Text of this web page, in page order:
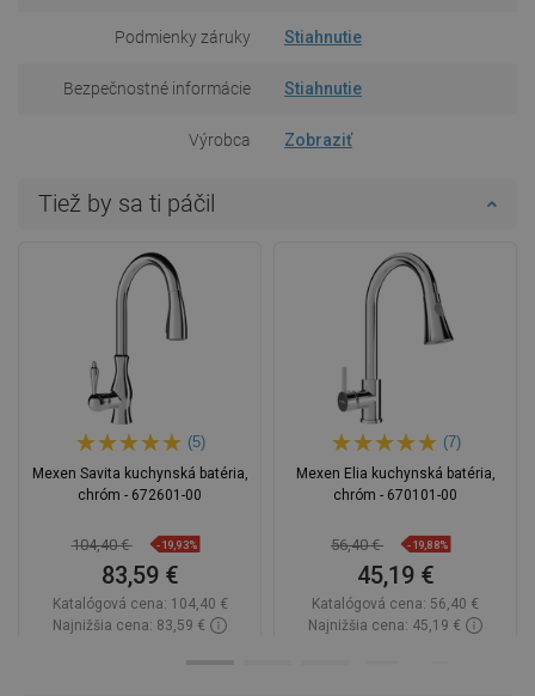
Podmienky záruky Stiahnutie
Bezpečnostné informácie Stiahnutie
Výrobca Zobraziť
Tiež by sa ti páčil
(5)
Mexen Savita kuchynská batéria,
chróm - 672601-00
104,40 € -19,93%
83,59 €
Katalógová cena: 104,40 €
Najnižšia cena: 83,59 €
(7)
Mexen Elia kuchynská batéria,
chróm - 670101-00
56,40 € -19,88%
45,19 €
Katalógová cena: 56,40 €
Najnižšia cena: 45,19 €